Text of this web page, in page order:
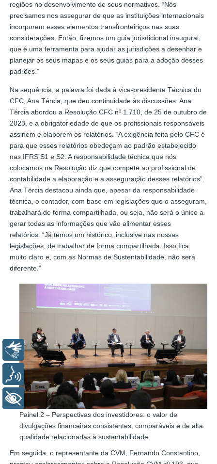
regiões no desenvolvimento de seus normativos. “Nós
precisamos nos assegurar de que as instituições internacionais
incorporem esses elementos transfronteiriços nas suas
considerações. Então, fizemos um guia jurisdicional inaugural,
que é uma ferramenta para ajudar as jurisdições a desenhar e
planejar os seus mapas e os seus guias para a adoção desses
padrões.”
Na sequência, a palavra foi dada à vice-presidente Técnica do
CFC, Ana Tércia, que deu continuidade às discussões. Ana
Tércia abordou a Resolução CFC nº 1.710, de 25 de outubro de
2023, e a obrigatoriedade de que os profissionais responsáveis
assinem e elaborem os relatórios. “A exigência feita pelo CFC é
para que esses relatórios obedeçam ao padrão estabelecido
nas IFRS S1 e S2. A responsabilidade técnica que nós
colocamos na Resolução diz que compete ao profissional de
contabilidade a elaboração e a asseguração desses relatórios”.
Ana Tércia destacou ainda que, apesar da responsabilidade
técnica, o contador, com base em legislações que o asseguram,
trabalhará de forma compartilhada, ou seja, não será o único a
gerar todas as informações que vão alimentar esses
relatórios. “Já temos um histórico, inclusive nas nossas
legislações, de trabalhar de forma compartilhada. Isso fica
muito claro e, com as Normas de Sustentabilidade, não será
diferente.”
Painel 2 – Perspectivas dos investidores: o valor de
divulgações financeiras consistentes, comparáveis e de alta
qualidade relacionadas à sustentabilidade
Em seguida, o representante da CVM, Fernando Constantino,
Libras
Voz
+ Acessibilidade